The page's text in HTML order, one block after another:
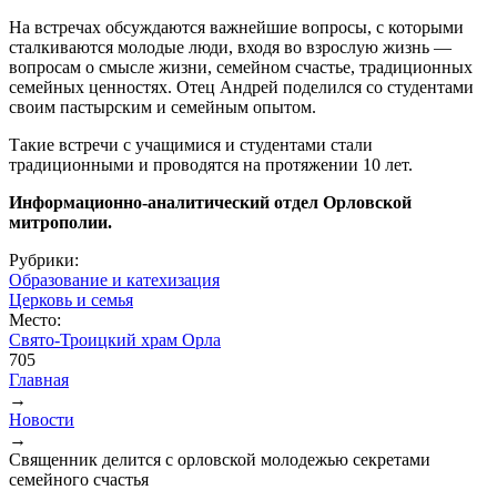
На встречах обсуждаются важнейшие вопросы, с которыми
сталкиваются молодые люди, входя во взрослую жизнь —
вопросам о смысле жизни, семейном счастье, традиционных
семейных ценностях. Отец Андрей поделился со студентами
своим пастырским и семейным опытом.
Такие встречи с учащимися и студентами стали
традиционными и проводятся на протяжении 10 лет.
Информационно-аналитический отдел Орловской
митрополии.
Рубрики:
Образование и катехизация
Церковь и семья
Место:
Свято-Троицкий храм Орла
705
Вы здесь
Главная
→
Новости
→
Священник делится с орловской молодежью секретами
семейного счастья